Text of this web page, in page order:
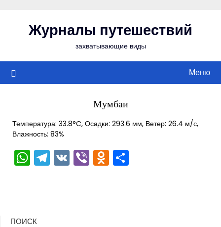
содержимомуЖурналы путешествий
захватывающие виды
Меню
Мумбаи
Температура: 33.8°C, Осадки: 293.6 мм, Ветер: 26.4 м/с,
Влажность: 83%
WhatsApp
Telegram
VKViberOdnoklassniki
ПОИСК